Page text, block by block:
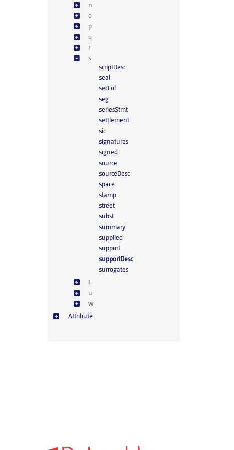
n
o
p
q
r
s
scriptDesc
seal
secFol
seg
seriesStmt
settlement
sic
signatures
signed
source
sourceDesc
space
stamp
street
subst
summary
supplied
support
supportDesc
surrogates
t
u
w
Attribute